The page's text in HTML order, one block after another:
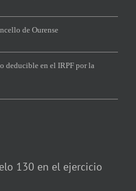
de Ourense
deducible en el IRPF por la
130 en el ejercicio